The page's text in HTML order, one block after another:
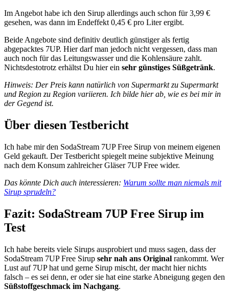
Im Angebot habe ich den Sirup allerdings auch schon für 3,99 €
gesehen, was dann im Endeffekt 0,45 € pro Liter ergibt.
Beide Angebote sind definitiv deutlich günstiger als fertig
abgepacktes 7UP. Hier darf man jedoch nicht vergessen, dass man
auch noch für das Leitungswasser und die Kohlensäure zahlt.
Nichtsdestotrotz erhältst Du hier ein sehr günstiges Süßgetränk.
Hinweis: Der Preis kann natürlich von Supermarkt zu Supermarkt
und Region zu Region variieren. Ich bilde hier ab, wie es bei mir in
der Gegend ist.
Über diesen Testbericht
Ich habe mir den SodaStream 7UP Free Sirup von meinem eigenen
Geld gekauft. Der Testbericht spiegelt meine subjektive Meinung
nach dem Konsum zahlreicher Gläser 7UP Free wider.
Das könnte Dich auch interessieren: Warum sollte man niemals mit
Sirup sprudeln?
Fazit: SodaStream 7UP Free Sirup im
Test
Ich habe bereits viele Sirups ausprobiert und muss sagen, dass der
SodaStream 7UP Free Sirup sehr nah ans Original rankommt. Wer
Lust auf 7UP hat und gerne Sirup mischt, der macht hier nichts
falsch – es sei denn, er oder sie hat eine starke Abneigung gegen den
Süßstoffgeschmack im Nachgang.